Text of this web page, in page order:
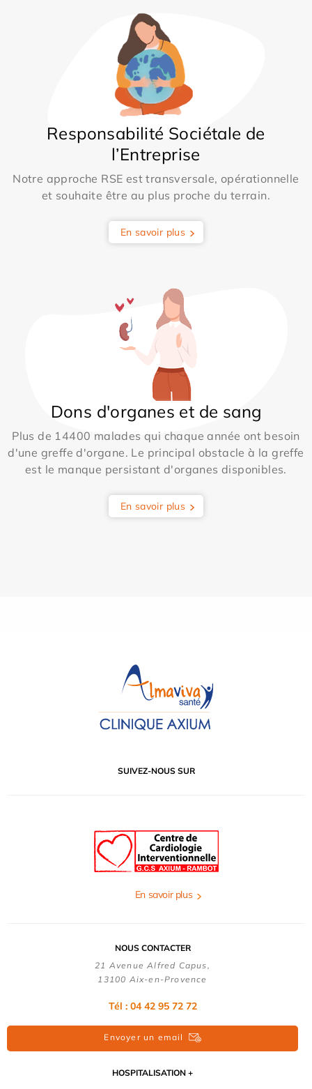
Responsabilité Sociétale de
l’Entreprise
Notre approche RSE est transversale, opérationnelle
et souhaite être au plus proche du terrain.
En savoir plus
Dons d'organes et de sang
Plus de 14400 malades qui chaque année ont besoin
d'une greffe d'organe. Le principal obstacle à la greffe
est le manque persistant d'organes disponibles.
En savoir plus
SUIVEZ-NOUS SUR
En savoir plus
NOUS CONTACTER
21 Avenue Alfred Capus,
13100 Aix-en-Provence
Tél : 04 42 95 72 72
Envoyer un email
HOSPITALISATION